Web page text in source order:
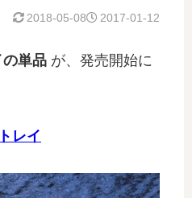
2017-01-12
2018-05-08
の単品 が、発売開始に
レイ